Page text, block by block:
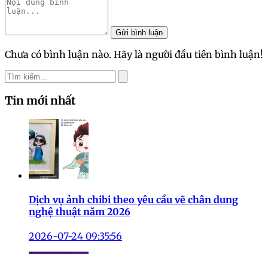
Gửi bình luận
Chưa có bình luận nào. Hãy là người đầu tiên bình luận!
Tin mới nhất
Dịch vụ ảnh chibi theo yêu cầu vẽ chân dung
nghệ thuật năm 2026
2026-07-24 09:35:56